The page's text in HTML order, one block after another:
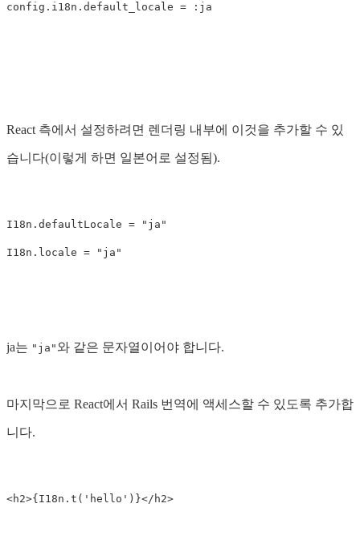
config.i18n.default_locale = :ja
React 측에서 설정하려면 렌더링 내부에 이것을 추가할 수 있
습니다(이렇게 하면 일본어로 설정됨).
I18n.defaultLocale = "ja"
ja는 "ja" 와 같은 문자열이어야 합니다.
마지막으로 React에서 Rails 번역에 액세스할 수 있도록 추가합
니다.